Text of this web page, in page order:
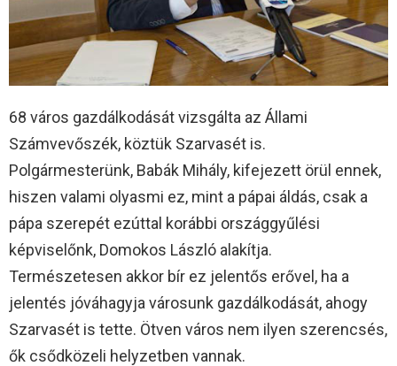
68 város gazdálkodását vizsgálta az Állami
Számvevőszék, köztük Szarvasét is.
Polgármesterünk, Babák Mihály, kifejezett örül ennek,
hiszen valami olyasmi ez, mint a pápai áldás, csak a
pápa szerepét ezúttal korábbi országgyűlési
képviselőnk, Domokos László alakítja.
Természetesen akkor bír ez jelentős erővel, ha a
jelentés jóváhagyja városunk gazdálkodását, ahogy
Szarvasét is tette. Ötven város nem ilyen szerencsés,
ők csődközeli helyzetben vannak.